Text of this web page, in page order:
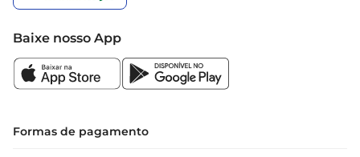
Baixe nosso App
Formas de pagamento